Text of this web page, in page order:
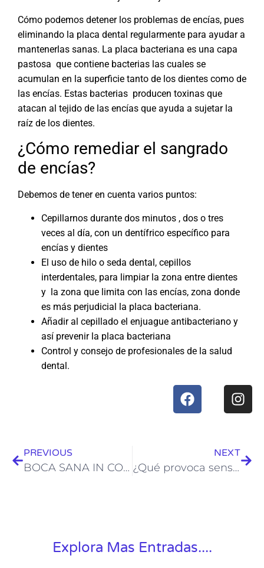
Cómo podemos detener los problemas de encías, pues
eliminando la placa dental regularmente para ayudar a
mantenerlas sanas. La placa bacteriana es una capa
pastosa que contiene bacterias las cuales se
acumulan en la superficie tanto de los dientes como de
las encías. Estas bacterias producen toxinas que
atacan al tejido de las encías que ayuda a sujetar la
raíz de los dientes.
¿Cómo remediar el sangrado
de encías?
Debemos de tener en cuenta varios puntos:
Cepillarnos durante dos minutos , dos o tres
veces al día, con un dentífrico específico para
encías y dientes
El uso de hilo o seda dental, cepillos
interdentales, para limpiar la zona entre dientes
y la zona que limita con las encías, zona donde
es más perjudicial la placa bacteriana.
Añadir al cepillado el enjuague antibacteriano y
así prevenir la placa bacteriana
Control y consejo de profesionales de la salud
dental.
PREVIOUS
BOCA SANA IN CORPORE SANO
NEXT
¿Qué provoca sensibilidad dental?
Explora Mas Entradas....